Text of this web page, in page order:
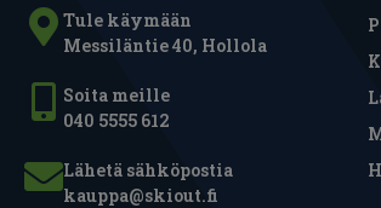
Tule käymään
Messiläntie 40, Hollola
Soita meille
040 5555 612
Lähetä sähköpostia
kauppa@skiout.fi